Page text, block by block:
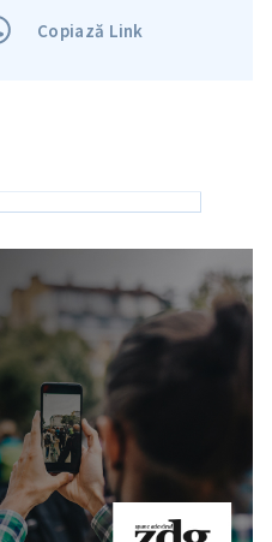
Despre ZdG
на русском
Copiază Link